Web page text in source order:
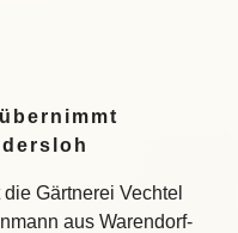
Gärtnerei Vechtel
aus Warendorf-